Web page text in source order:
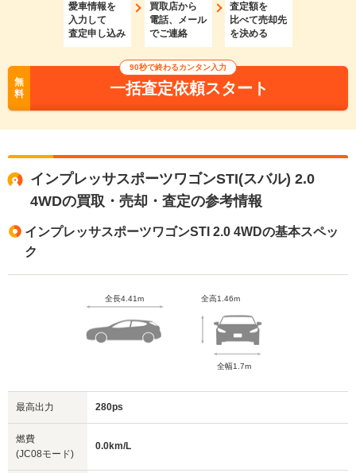
愛車情報を
入力して
査定申し込み
買取店から
電話、メール
でご連絡
査定額を
比べて売却先
を決める
無
料
90秒で終わるカンタン入力
一括査定依頼スタート
インプレッサスポーツワゴンSTI(スバル) 2.0
4WDの買取・売却・査定の参考情報
インプレッサスポーツワゴンSTI 2.0 4WDの基本スペッ
ク
全長4.41m 全高1.46m
全幅1.7m
最高出力 280ps
燃費
(JC08モード)
0.0km/L